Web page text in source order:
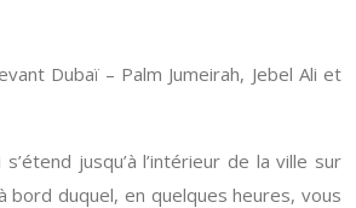
Dubaï – Palm Jumeirah, Jebel Ali et
jusqu’à l’intérieur de la ville sur
bord duquel, en quelques heures, vous